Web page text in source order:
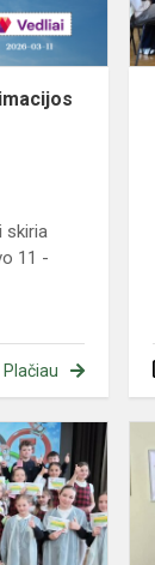
skiria
11 -
Plačiau